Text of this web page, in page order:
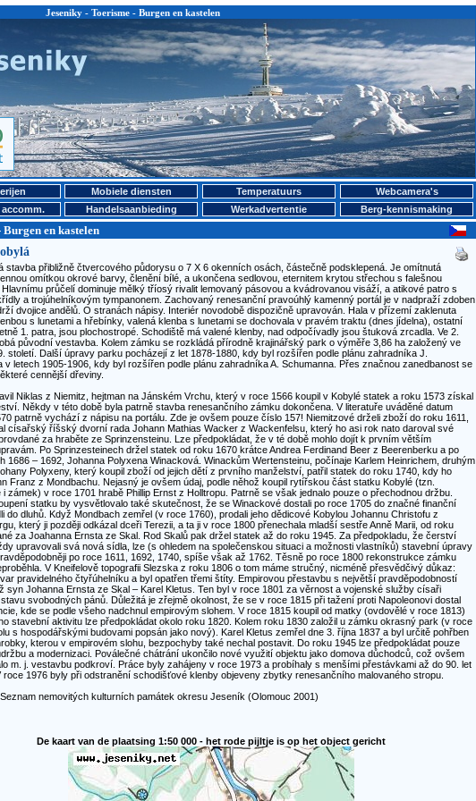
Jeseniky - Toerisme - Burgen en kastelen
Mobiele diensten Temperatuurs
Webcamera's
Handelsaanbieding Werkadvertentie
Berg-kennismaking
Burgen en kastelen
stavba přibližně čtvercového půdorysu o 7 X 6 okenních osách, částečně podsklepená. Je omítnutá
omítkou okrové barvy, členění bílé, a ukončena sedlovou, eternitem krytou střechou s falešnou
průčelí dominuje mělký tříosý rivalit lemovaný pásovou a kvádrovanou visáží, a atikové patro s
a trojúhelníkovým tympanonem. Zachovaný renesanční pravoúhlý kamenný portál je v nadpraží zdoben
dvojice andělů. O stranách nápisy. Interiér novodobě dispozičně upravován. Hala v přízemí zaklenuta
s lunetami a hřebínky, valená klenba s lunetami se dochovala v pravém traktu (dnes jídelna), ostatní
1. patra, jsou plochostropé. Schodiště má valené klenby, nad odpočívadly jsou štuková zrcadla. Ve 2.
původní vestavba. Kolem zámku se rozkládá přírodně krajinářský park o výměře 3,86 ha založený ve
století. Další úpravy parku pocházejí z let 1878-1880, kdy byl rozšířen podle plánu zahradníka J.
v letech 1905-1906, kdy byl rozšířen podle plánu zahradníka A. Schumanna. Přes značnou zanedbanost se
cennější dřeviny.
Niklas z Niemitz, hejtman na Jánském Vrchu, který v roce 1566 koupil v Kobylé statek a roku 1573 získal
Někdy v této době byla patrně stavba renesančního zámku dokončena. V literatuře uváděné datum
patrně vychází z nápisu na portálu. Zde je ovšem pouze číslo 157! Niemitzové drželi zboží do roku 1611,
císařský říšský dvorní rada Johann Mathias Wacker z Wackenfelsu, který ho asi rok nato daroval své
za hraběte ze Sprinzensteinu. Lze předpokládat, že v té době mohlo dojít k prvním větším
Po Sprinzesteinech držel statek od roku 1670 krátce Andrea Ferdinand Beer z Beerenberku a po
1686 – 1692, Johanna Polyxena Winacková. Winackům Wertensteinu, počínaje Karlem Heinrichem, druhým
Polyxeny, který koupil zboží od jejich dětí z prvního manželství, patřil statek do roku 1740, kdy ho
Franz z Mondbachu. Nejasný je ovšem údaj, podle něhož koupil rytířskou část statku Kobylé (tzn.
i zámek) v roce 1701 hrabě Phillip Ernst z Holltropu. Patrně se však jednalo pouze o přechodnou držbu.
statku by vysvětlovalo také skutečnost, že se Winackové dostali po roce 1705 do značné finanční
do dluhů. Když Mondbach zemřel (v roce 1760), prodali jeho dědicové Kobylou Johannu Christofu z
který ji později odkázal dceři Terezii, a ta ji v roce 1800 přenechala mladší sestře Anně Marii, od roku
za Joahanna Ernsta ze Skal. Rod Skalů pak držel statek až do roku 1945. Za předpokladu, že čerství
upravovali svá nová sídla, lze (s ohledem na společenskou situaci a možnosti vlastníků) stavební úpravy
po roce 1611, 1692, 1740, spíše však až 1762. Těsně po roce 1800 rekonstrukce zámku
V Kneifelově topografii Slezska z roku 1806 o tom máme stručný, nicméně přesvědčivý důkaz:
pravidelného čtyřúhelníku a byl opatřen třemi štíty. Empirovou přestavbu s největší pravděpodobností
syn Johanna Ernsta ze Skal – Karel Kletus. Ten byl v roce 1801 za věrnost a vojenské služby císaři
svobodných pánů. Důležitá je zřejmě okolnost, že se v roce 1815 při tažení proti Napoleonovi dostal
kde se podle všeho nadchnul empirovým slohem. V roce 1815 koupil od matky (ovdovělé v roce 1813)
stavební aktivitu lze předpokládat okolo roku 1820. Kolem roku 1830 založil u zámku okrasný park (v roce
s hospodářskými budovami popsán jako nový). Karel Kletus zemřel dne 3. října 1837 a byl určitě pohřben
kterou v empirovém slohu, bezpochyby také nechal postavit. Do roku 1945 lze předpokládat pouze
a modernizaci. Poválečné chátrání ukončilo nové využití objektu jako domova důchodců, což ovšem
m. j. vestavbu podkroví. Práce byly zahájeny v roce 1973 a probíhaly s menšími přestávkami až do 90. let
roce 1976 byly při odstranění schodišťové klenby objeveny zbytky renesančního malovaného stropu.
nemovitých kulturních památek okresu Jeseník (Olomouc 2001)
De kaart van de plaatsing 1:50 000 - het rode pijltje is op het object gericht